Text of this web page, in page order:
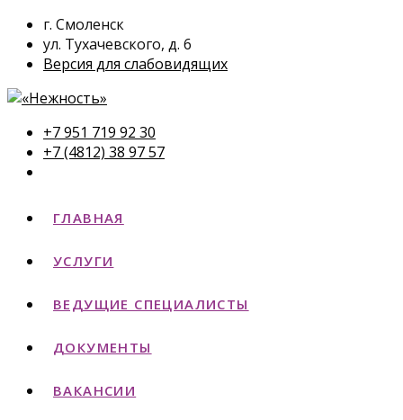
г. Смоленск
ул. Тухачевского, д. 6
Версия для слабовидящих
+7 951 719 92 30
+7 (4812) 38 97 57
ГЛАВНАЯ
УСЛУГИ
ВЕДУЩИЕ СПЕЦИАЛИСТЫ
ДОКУМЕНТЫ
ВАКАНСИИ